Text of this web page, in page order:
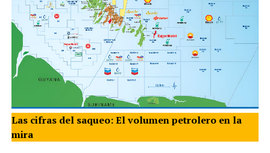
Las cifras del saqueo: El volumen petrolero en la
mira